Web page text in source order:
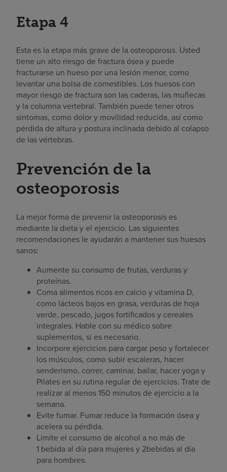
Etapa 4
Esta es la etapa más grave de la osteoporosis. Usted
tiene un alto riesgo de fractura ósea y puede
fracturarse un hueso por una lesión menor, como
levantar una bolsa de comestibles. Los huesos con
mayor riesgo de fractura son las caderas, las muñecas
y la columna vertebral. También puede tener otros
síntomas, como dolor y movilidad reducida, así como
pérdida de altura y postura inclinada debido al colapso
de las vértebras.
Prevención de la
osteoporosis
La mejor forma de prevenir la osteoporosis es
mediante la dieta y el ejercicio. Las siguientes
recomendaciones le ayudarán a mantener sus huesos
sanos:
Aumente su consumo de frutas, verduras y
proteínas.
Coma alimentos ricos en calcio y vitamina D,
como lácteos bajos en grasa, verduras de hoja
verde, pescado, jugos fortificados y cereales
integrales. Hable con su médico sobre
suplementos, si es necesario.
Incorpore ejercicios para cargar peso y fortalecer
los músculos, como subir escaleras, hacer
senderismo, correr, caminar, bailar, hacer yoga y
Pilates en su rutina regular de ejercicios. Trate de
realizar al menos 150 minutos de ejercicio a la
semana.
Evite fumar. Fumar reduce la formación ósea y
acelera su pérdida.
Limite el consumo de alcohol a no más de
1 bebida al día para mujeres y 2bebidas al día
para hombres.